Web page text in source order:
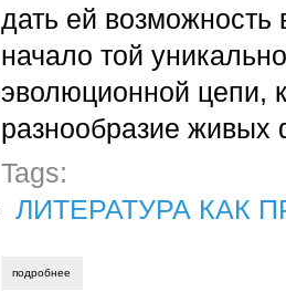
дать ей
начало той
эволюционной цепи,
разнообразие
Tags:
ЛИТЕРАТУРА КАК
подробнее